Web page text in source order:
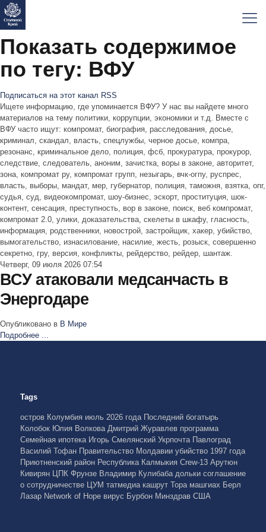
Показать содержимое
по тегу: ВФУ
Подписаться на этот канал RSS
Ищете информацию, где упоминается ВФУ? У нас вы найдете много
материалов на тему политики, коррупции, экономики и т.д. Вместе с
ВФУ часто ищут: компромат, биография, расследования, досье,
криминал, скандал, власть, спецлужбы, черное досье, компра,
резонанс, криминальное дело, полиция, фсб, прокуратура, прокурор,
следствие, следователь, аноним, зачистка, воры в законе, авторитет,
зона, компромат ру, компромат групп, незыгарь, вчк-огпу, руспрес,
власть, выборы, мандат, мер, губернатор, полиция, таможня, взятка, опг,
судья, суд, видеокомпромат, шоу-бизнес, эскорт, проституция, шок-
контент, сенсация, преступность, вор в законе, поиск, веб компромат,
компромат 2.0, улики, доказательства, скелеты в шкафу, гласность,
информация, родственники, новострой, застройщик, хакер, убийство,
вымогательство, изнасилование, насилие, жесть, розыск, совершенно
секретно, гру, версия, конфликты, рейдерство, рейдер, шантаж.
Четверг, 09 июля 2026 07:54
ВСУ атаковали медсанчасть в
Энергодаре
Опубликовано в В Мире
Подробнее ...
Tags
остров Колумбия июль 2026 года Последний богатырь
Колобок Юлия Волкова Дмитрий Журавлев программа
Семейная ипотека Игорь Смелянский Укрпочта Павлоград
Василий Тофан Правительство Молдавии убийство 1997 года
Приютненский район Республика Калмыкия Crew-13 Арутюн
Кивирян ЦПК Фрунзе Владимир Кулибаба дольки соглашение
о сотрудничестве ЦУМ татмедиа кашрут Тора машгиах Берл
Лазар Network of Hope вирус Бурбон Минздрав США